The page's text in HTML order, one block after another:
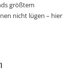
größtem
nicht lügen – hier